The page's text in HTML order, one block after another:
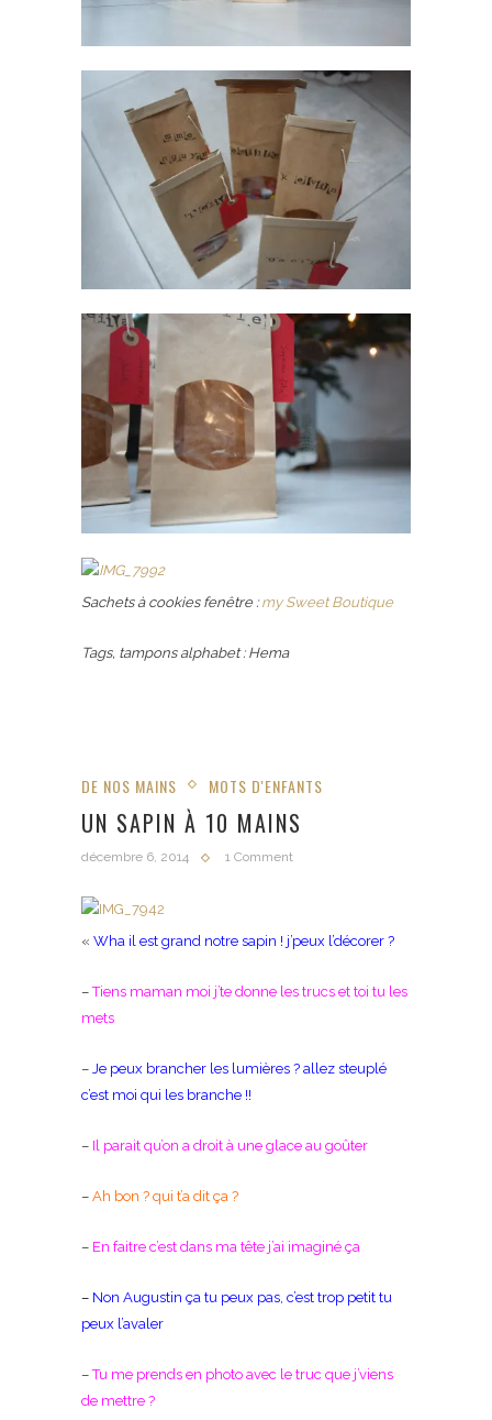
Sachets à cookies fenêtre :my Sweet Boutique
Tags, tampons alphabet : Hema
DE NOS MAINS MOTS D'ENFANTS
UN SAPIN À 10 MAINS
décembre 6, 2014 1 Comment
« Wha il est grand notre sapin ! j’peux l’décorer ?
–Tiens maman moi j’te donne les trucs et toi tu les
mets
– Je peux brancher les lumières ? allez steuplé
c’est moi qui les branche !!
– Il parait qu’on a droit à une glace au goûter
– Ah bon ? qui t’a dit ça ?
– En faitre c’est dans ma tête j’ai imaginé ça
– Non Augustin ça tu peux pas, c’est trop petit tu
peux l’avaler
–Tu me prends en photo avec le truc que j’viens
de mettre ?